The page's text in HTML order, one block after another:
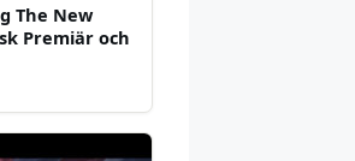
The New
Premiär och